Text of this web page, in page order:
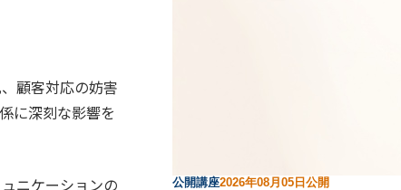
顧客対応の妨害
に深刻な影響を
ニケーションの
公開講座2026年08月05日公開